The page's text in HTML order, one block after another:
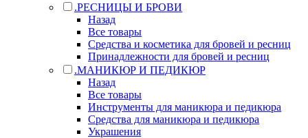
.РЕСНИЦЫ И БРОВИ
Назад
Все товары
Средства и косметика для бровей и ресниц
Принадлежности для бровей и ресниц
.МАНИКЮР И ПЕДИКЮР
Назад
Все товары
Инструменты для маникюра и педикюра
Средства для маникюра и педикюра
Украшения